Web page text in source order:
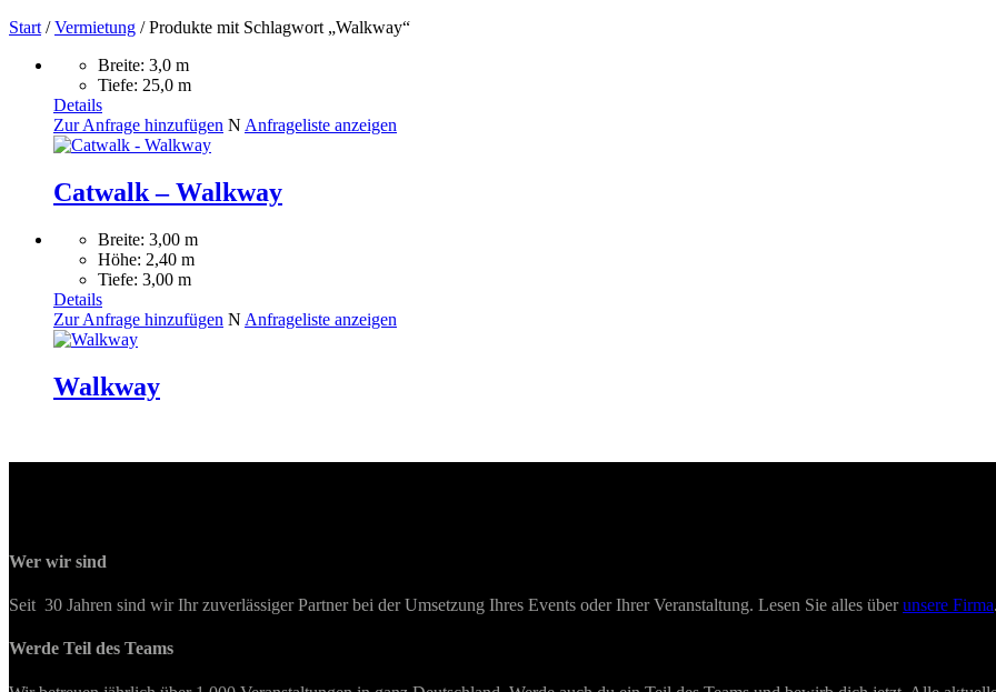
Start /Vermietung / Produkte mit Schlagwort „Walkway“
Breite: 3,0 m
Tiefe: 25,0 m
Details
Zur Anfrage hinzufügen N Anfrageliste anzeigen
Catwalk – Walkway
Breite: 3,00 m
Höhe: 2,40 m
Tiefe: 3,00 m
Details
Zur Anfrage hinzufügen N Anfrageliste anzeigen
Walkway
Wer wir sind
Seit 30 Jahren sind wir Ihr zuverlässiger Partner bei der Umsetzung Ihres Events oder Ihrer Veranstaltung. Lesen Sie alles überunsere Firma
Werde Teil des Teams